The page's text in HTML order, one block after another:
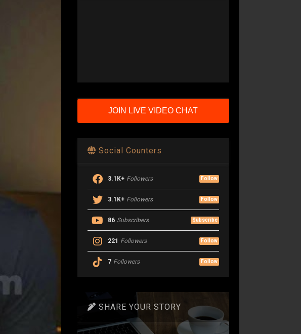
JOIN LIVE VIDEO CHAT
Social Counters
3.1K+ Followers Follow
3.1K+ Followers Follow
86 Subscribers Subscribe
221 Followers Follow
7 Followers Follow
SHARE YOUR STORY